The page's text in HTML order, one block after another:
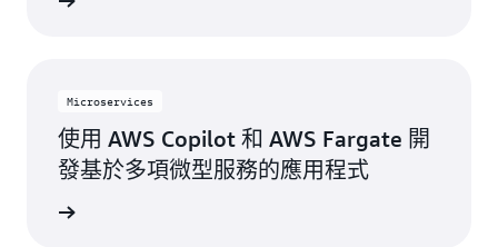
Microservices
使用 AWS Copilot 和 AWS Fargate 開
發基於多項微型服務的應用程式